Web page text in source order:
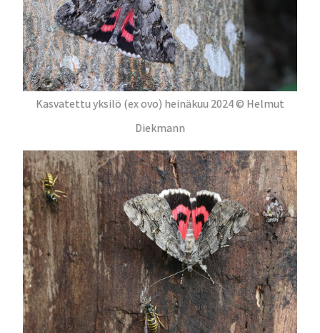
Kasvatettu yksilö (ex ovo) heinäkuu 2024 © Helmut
Diekmann